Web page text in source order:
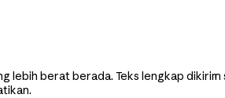
lebih berat berada. Teks lengkap